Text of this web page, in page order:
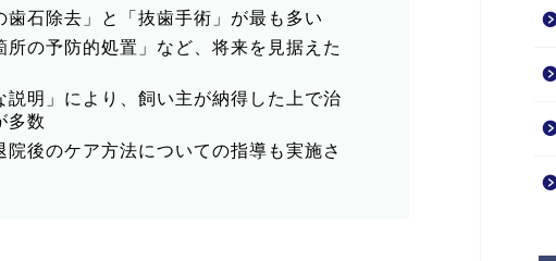
歯石除去」と「抜歯手術」が最も多い
所の予防的処置」など、将来を見据えた
説明」により、飼い主が納得した上で治
多数
院後のケア方法についての指導も実施さ